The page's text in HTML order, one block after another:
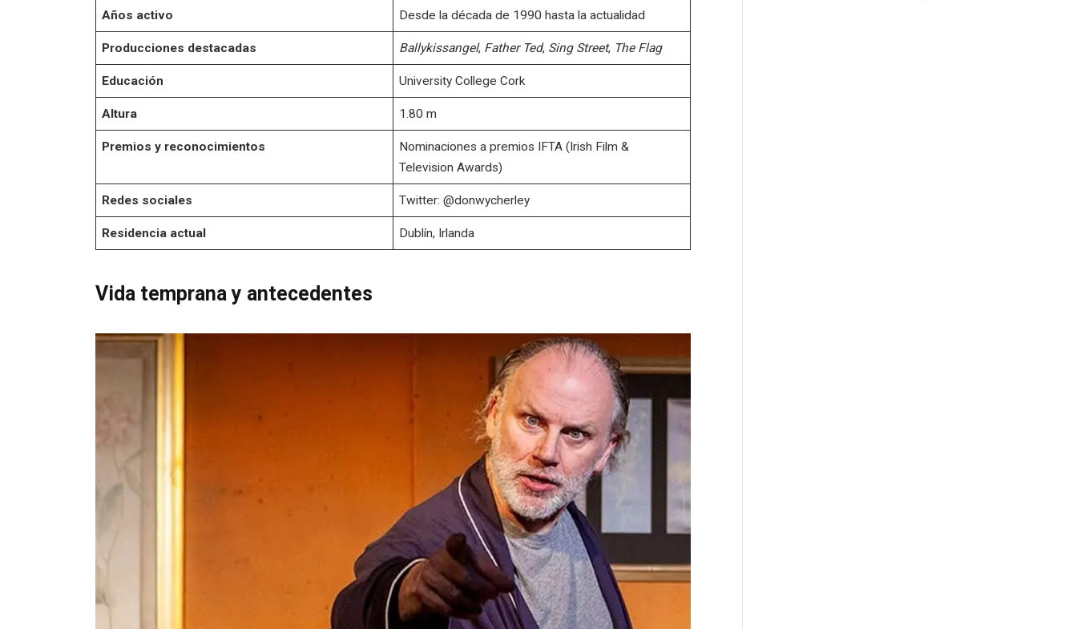
Años activo Desde la década de 1990 hasta la actualidad
Producciones destacadas Ballykissangel, Father Ted, Sing Street, The Flag
Educación University College Cork
Altura 1.80 m
Premios y reconocimientos
Nominaciones a premios IFTA (Irish Film &
Television Awards)
Redes sociales Twitter: @donwycherley
Residencia actual Dublín, Irlanda
Vida temprana y antecedentes